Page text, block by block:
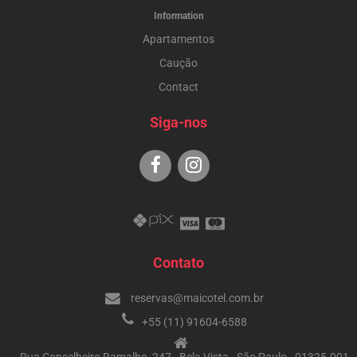
Information
Apartamentos
Caução
Contact
Siga-nos
Contato
reservas@maicotel.com.br
+55 (11) 91604-6588